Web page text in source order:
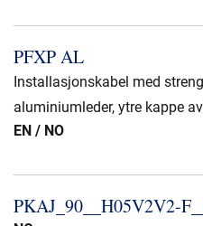
PFXP AL
Installasjonskabel med
aluminiumleder, ytre kappe
EN / NO
PKAJ_​90_​_​H05V2V2-​